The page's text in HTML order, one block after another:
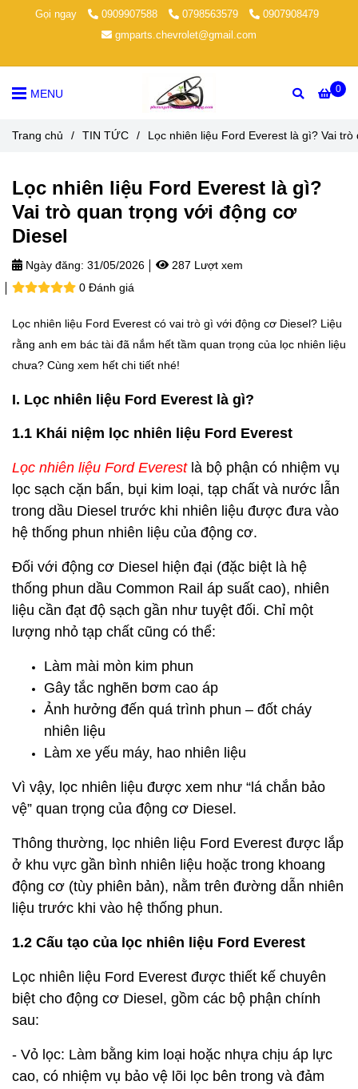
Gọi ngay 0909907588 0798563579
0907908479
gmparts.chevrolet@gmail.com
0
MENU
Trang chủ / TIN TỨC / Lọc nhiên liệu Ford Everest là gì? Vai
Lọc nhiên liệu Ford Everest là gì?
Vai trò quan trọng với động cơ
Diesel
Ngày đăng: 31/05/2026
287 Lượt xem
0 Đánh giá
Lọc nhiên liệu Ford Everest có vai trò gì với động cơ Diesel? Liệu
rằng anh em bác tài đã nắm hết tầm quan trọng của lọc nhiên liệu
chưa? Cùng xem hết chi tiết nhé!
I. Lọc nhiên liệu Ford Everest là gì?
1.1 Khái niệm lọc nhiên liệu Ford Everest
Lọc nhiên liệu Ford Everest là bộ phận có nhiệm vụ
lọc sạch cặn bẩn, bụi kim loại, tạp chất và nước lẫn
trong dầu Diesel trước khi nhiên liệu được đưa vào
hệ thống phun nhiên liệu của động cơ.
Đối với động cơ Diesel hiện đại (đặc biệt là hệ
thống phun dầu Common Rail áp suất cao), nhiên
liệu cần đạt độ sạch gần như tuyệt đối. Chỉ một
lượng nhỏ tạp chất cũng có thể:
Làm mài mòn kim phun
Gây tắc nghẽn bơm cao áp
Ảnh hưởng đến quá trình phun – đốt cháy
nhiên liệu
Làm xe yếu máy, hao nhiên liệu
Vì vậy, lọc nhiên liệu được xem như “lá chắn bảo
vệ” quan trọng của động cơ Diesel.
Thông thường, lọc nhiên liệu Ford Everest được lắp
ở khu vực gần bình nhiên liệu hoặc trong khoang
động cơ (tùy phiên bản), nằm trên đường dẫn nhiên
liệu trước khi vào hệ thống phun.
1.2 Cấu tạo của lọc nhiên liệu Ford Everest
Lọc nhiên liệu Ford Everest được thiết kế chuyên
biệt cho động cơ Diesel, gồm các bộ phận chính
sau:
- Vỏ lọc: Làm bằng kim loại hoặc nhựa chịu áp lực
cao, có nhiệm vụ bảo vệ lõi lọc bên trong và đảm